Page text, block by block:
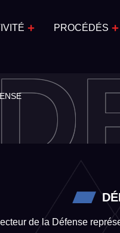
PROCÉDÉS
de la Défense